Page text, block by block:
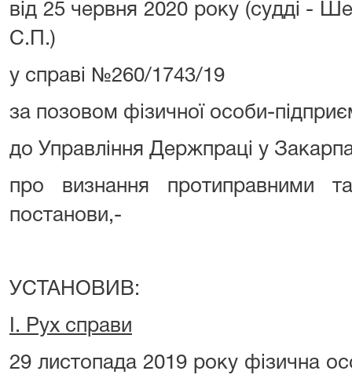
від 25 червня 2020 року (судді -
С.П.)
у справі №260/1743/19
за позовом фізичної особи-
до Управління Держпраці у
про визнання протиправними
постанови,-
УСТАНОВИВ:
І. Рух справи
29 листопада 2019 року фізична